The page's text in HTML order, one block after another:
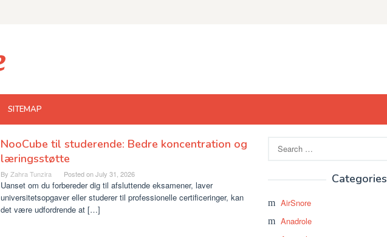
SITEMAP
NooCube til studerende: Bedre koncentration og
læringsstøtte
By Zahra Tunzira Posted onJuly 31, 2026
Uanset om du forbereder dig til afsluttende eksamener, laver
universitetsopgaver eller studerer til professionelle certificeringer, kan
det være udfordrende at […]
for:
Categories
AirSnore
Anadrole